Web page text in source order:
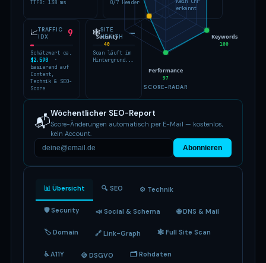
TTFB: 138 ms 0/7 Header
erkannt
📈TRAFFIC
IDX
9
Schätzwert ca.
$2.590 ·
basierend auf
Content,
Technik & SEO-
Score
🕸SITE
HEALTH
—
Scan läuft im
Hintergrund...
Keywords
100
Performance
97
Security
40
SCORE-RADAR
📬Wöchentlicher SEO-Report
Score-Änderungen automatisch per E-Mail — kostenlos,
kein Account.
Abonnieren
📊 Übersicht 🔍 SEO ⚙️ Technik
🛡 Security 📣 Social & Schema 🌐 DNS & Mail
🏷 Domain 🔗 Link-Graph 🕸 Full Site Scan
♿ A11Y 🍪 DSGVO 🗂 Rohdaten